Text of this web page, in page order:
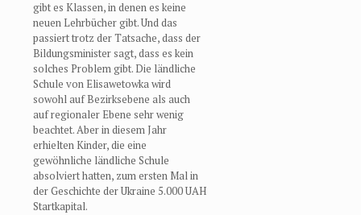
gibt es Klassen, in denen es keine
neuen Lehrbücher gibt. Und das
passiert trotz der Tatsache, dass der
Bildungsminister sagt, dass es kein
solches Problem gibt. Die ländliche
Schule von Elisawetowka wird
sowohl auf Bezirksebene als auch
auf regionaler Ebene sehr wenig
beachtet. Aber in diesem Jahr
erhielten Kinder, die eine
gewöhnliche ländliche Schule
absolviert hatten, zum ersten Mal in
der Geschichte der Ukraine 5.000 UAH
Startkapital.